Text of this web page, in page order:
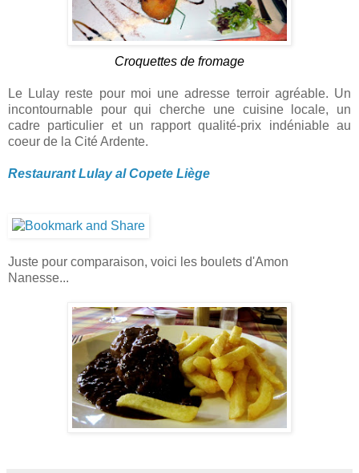
Croquettes de fromage
Le Lulay reste pour moi une adresse terroir agréable. Un
incontournable pour qui cherche une cuisine locale, un
cadre particulier et un rapport qualité-prix indéniable au
coeur de la Cité Ardente.
Restaurant Lulay al Copete Liège
Juste pour comparaison, voici les boulets d'Amon
Nanesse...